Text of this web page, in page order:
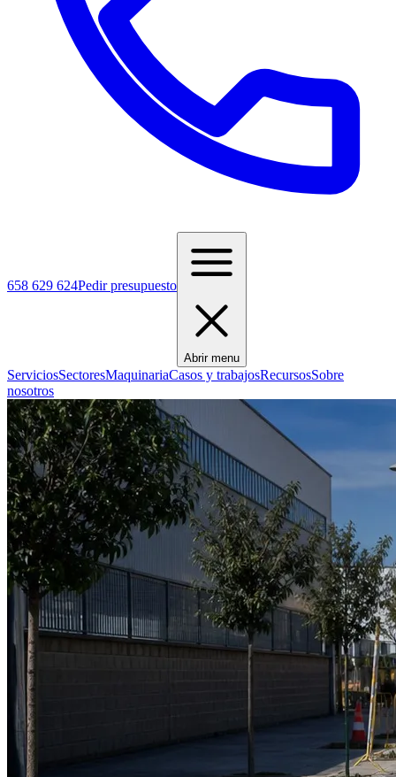
658 629 624Pedir presupuesto
Abrir menu
ServiciosSectoresMaquinariaCasos y trabajosRecursosSobre
nosotros